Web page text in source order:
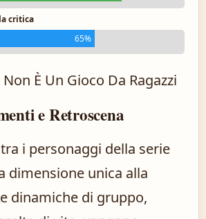
critica
65%
e Retroscena
tra i personaggi della serie
dimensione unica alla
dinamiche di gruppo,